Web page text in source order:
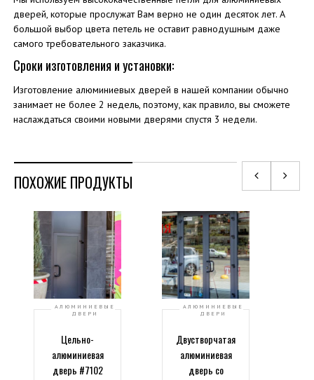
дверей, которые прослужат Вам верно не один десяток лет. А
большой выбор цвета петель не оставит равнодушным даже
самого требовательного заказчика.
Сроки изготовления и установки:
Изготовление алюминиевых дверей в нашей компании обычно
занимает не более 2 недель, поэтому, как правило, вы сможете
наслаждаться своими новыми дверями спустя 3 недели.
ПОХОЖИЕ ПРОДУКТЫ
АЛЮМИНИЕВЫЕ
ДВЕРИ
Цельно-
алюминиевая
дверь #7102
АЛЮМИНИЕВЫЕ
ДВЕРИ
Двустворчатая
алюминиевая
дверь со